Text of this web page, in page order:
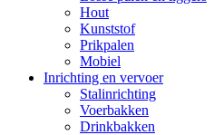
Hout
Kunststof
Prikpalen
Mobiel
Inrichting en vervoer
Stalinrichting
Voerbakken
Drinkbakken